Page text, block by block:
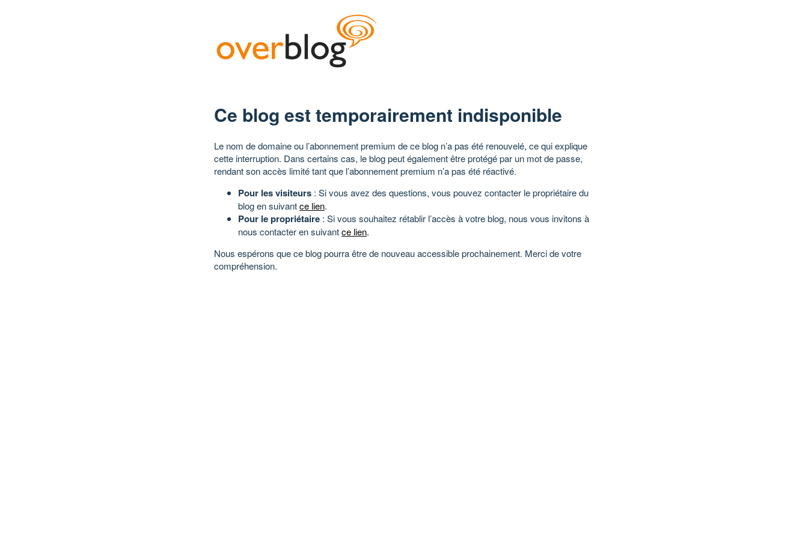
Ce blog est temporairement indisponible
Le nom de domaine ou l’abonnement premium de ce blog n’a pas été renouvelé, ce qui explique
cette interruption. Dans certains cas, le blog peut également être protégé par un mot de passe,
rendant son accès limité tant que l’abonnement premium n’a pas été réactivé.
Pour les visiteurs : Si vous avez des questions, vous pouvez contacter le propriétaire du
blog en suivantce lien.
Pour le propriétaire : Si vous souhaitez rétablir l’accès à votre blog, nous vous invitons à
nous contacter en suivantce lien.
Nous espérons que ce blog pourra être de nouveau accessible prochainement. Merci de votre
compréhension.